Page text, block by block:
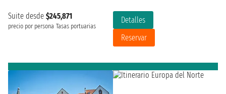
Suite desde $245,871
precio por persona Tasas portuarias
Detalles
Reservar